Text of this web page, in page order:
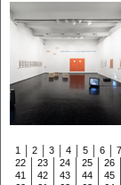
1 2 3 4 5 6 7
22
23 24 25 26
41
42 43 44 45